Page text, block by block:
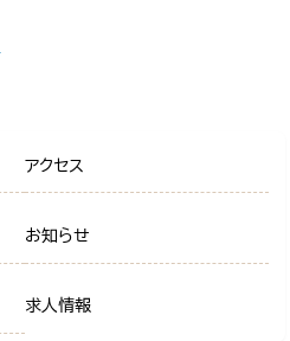
アクセス
お知らせ
求人情報